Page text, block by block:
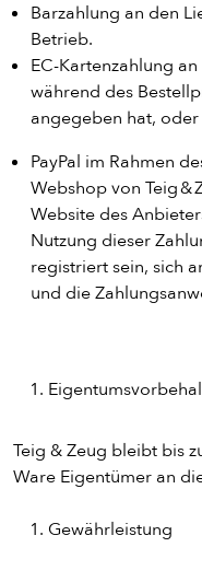
Barzahlung an den
Betrieb.
EC-Kartenzahlung
während des
angegeben hat, oder
PayPal im Rahmen
Webshop von Teig &
Website des
Nutzung dieser
registriert sein, sich
und die
Teig & Zeug bleibt bis
Ware Eigentümer an
Gewährleistung